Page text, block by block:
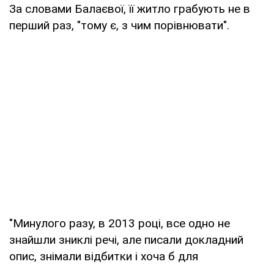
За словами Балаєвої, її житло грабують не в
перший раз, "тому є, з чим порівнювати".
"Минулого разу, в 2013 році, все одно не
знайшли зниклі речі, але писали докладний
опис, знімали відбитки і хоча б для